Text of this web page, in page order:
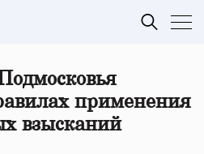
применения
взысканий